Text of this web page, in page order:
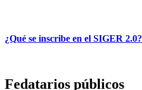
¿Qué se inscribe en el SIGER 2.0?
Fedatarios públicos